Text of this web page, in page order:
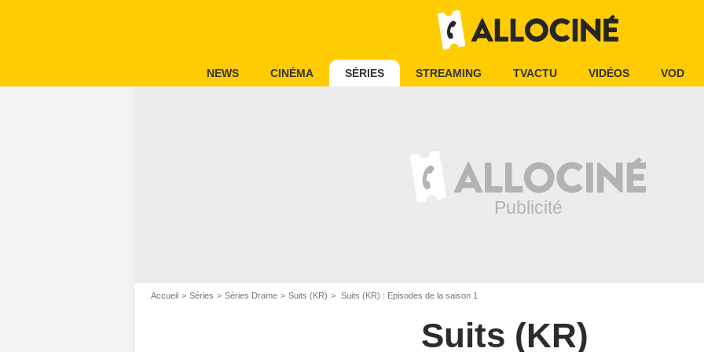
NEWS CINÉMA SÉRIES STREAMING TVACTU VIDÉOS VOD
Accueil Séries Séries Drame Suits (KR) Suits (KR) : Episodes de la saison 1
Suits (KR)